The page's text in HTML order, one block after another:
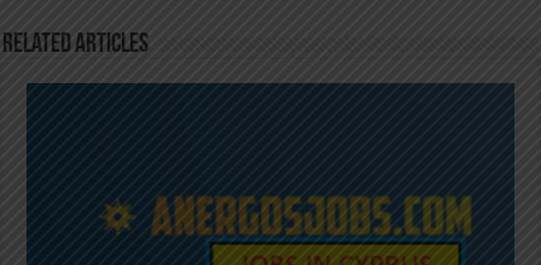
o
k
Related Articles